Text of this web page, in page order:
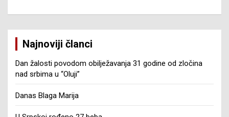
Najnoviji članci
Dan žalosti povodom obilježavanja 31 godine od zločina
nad srbima u “Oluji”
Danas Blaga Marija